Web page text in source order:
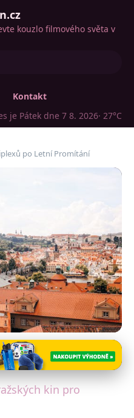
kouzlo filmového světa v
Kontakt
je Pátek dne 7 8. 2026· 27°C
po Letní Promítání
Kiny: Od
Promítání
kin pro